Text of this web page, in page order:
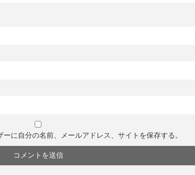
に自分の名前、メールアドレス、サイトを保存する。